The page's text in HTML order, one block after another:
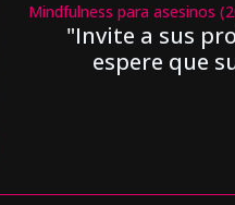
Mindfulness para asesinos
"Invite a sus
espere que